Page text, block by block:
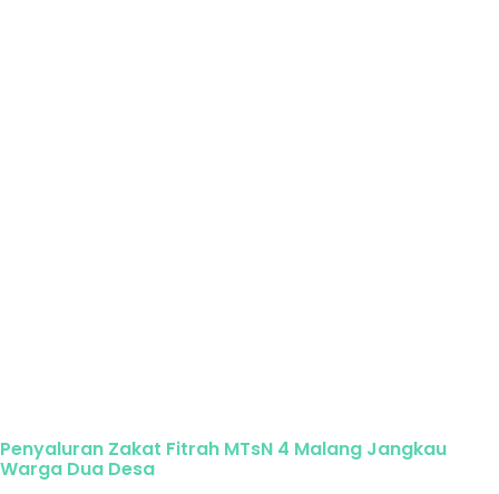
Penyaluran Zakat Fitrah MTsN 4 Malang Jangkau
Warga Dua Desa